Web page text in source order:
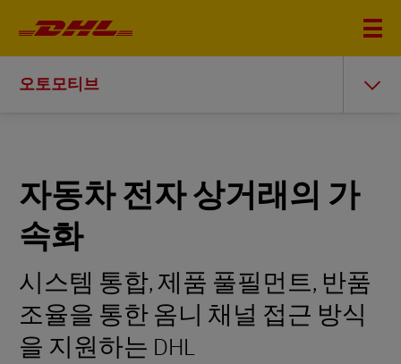
오토모티브
자동차 전자 상거래의 가
속화
시스템 통합, 제품 풀필먼트, 반품
조율을 통한 옴니 채널 접근 방식
을 지원하는 DHL